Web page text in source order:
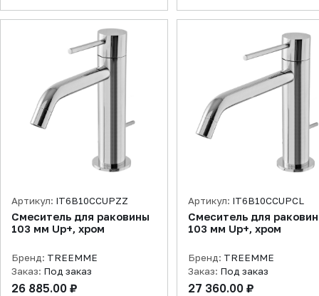
Артикул: IT6B10CCUPZZ
Смеситель для раковины
103 мм Up+, хром
Бренд: TREEMME
Заказ: Под заказ
26 885.00 ₽
Артикул: IT6B10CCUPCL
Смеситель для
103 мм Up+, хром
Бренд: TREEMME
Заказ: Под заказ
27 360.00 ₽